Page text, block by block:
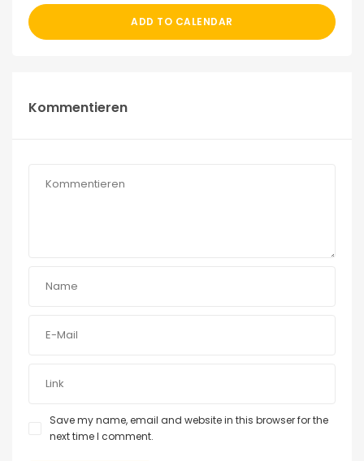
ADD TO CALENDAR
Kommentieren
Save my name, email and website in this browser for the
next time I comment.